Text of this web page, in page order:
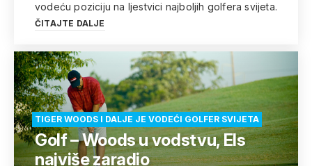
vodeću poziciju na ljestvici najboljih golfera svijeta.
ČITAJTE DALJE
TIGER WOODS I DALJE JE VODEĆI GOLFER SVIJETA
Golf – Woods u vodstvu, Els
najviše zaradio